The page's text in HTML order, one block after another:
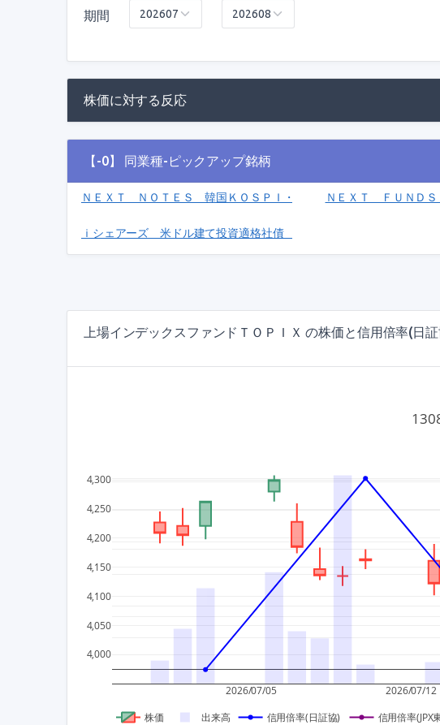
期間
株価に対する反応
【-0】 同業種-ピックアップ銘柄
ＮＥＸＴ ＮＯＴＥＳ 韓国ＫＯＳＰＩ・ベア ＥＴＮ(2034)
ＮＥＸＴ ＦＵＮＤ
ｉシェアーズ 米ドル建て投資適格社債 ＥＴＦ(2257)
上場インデックスファンドＴＯＰＩＸ の株価と信用倍率(日
2026/07/05 2026/07/12
4,000
4,050
4,100
4,150
4,200
4,250
4,300
株価 出来高 信用倍率(日証協) 信用倍率(JPX